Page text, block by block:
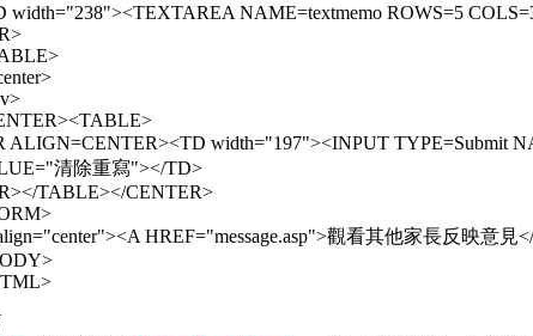
width="238"><TEXTAREA NAME=textmemo ROWS=5
ALIGN=CENTER><TD width="197"><INPUT TYPE=Submit
清除重寫"></TD>
TABLE></CENTER>
HREF="message.asp">觀看其他家長反映意見